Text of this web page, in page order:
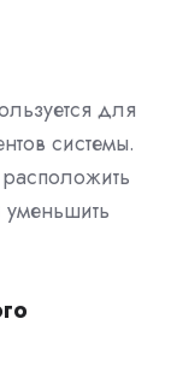
для
системы.